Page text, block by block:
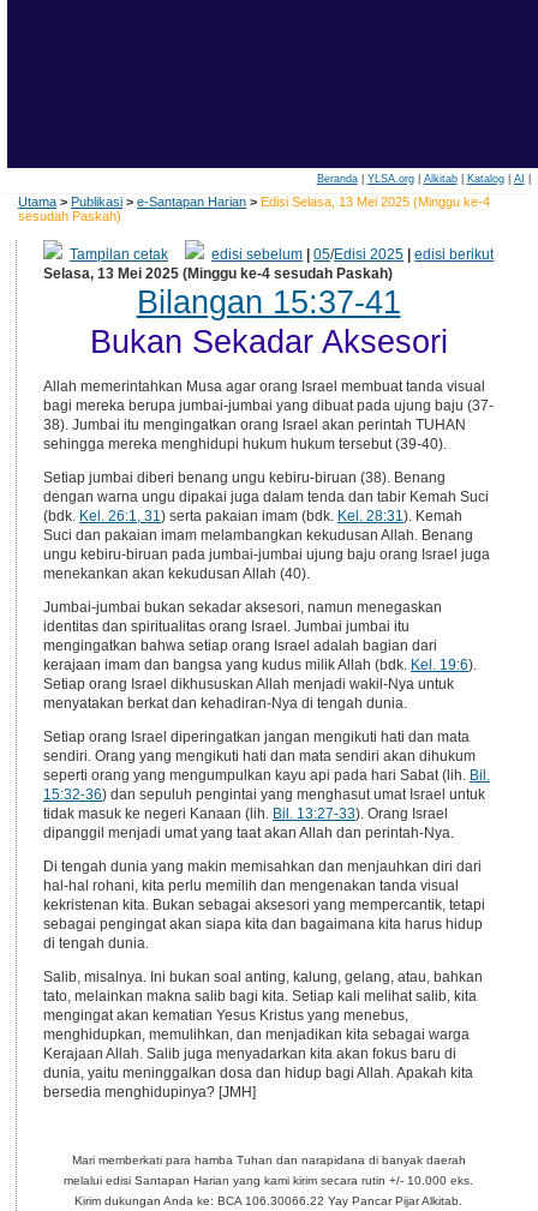
Beranda| YLSA.org| Alkitab| Katalog| AI
Utama > Publikasi > e-Santapan Harian > Edisi Selasa, 13 Mei 2025 (Minggu ke-4
sesudah Paskah)
Tampilan cetak edisi sebelum |05/Edisi 2025 |edisi berikut
Selasa, 13 Mei 2025 (Minggu ke-4 sesudah Paskah)
Bilangan 15:37-41
Bukan Sekadar Aksesori
Allah memerintahkan Musa agar orang Israel membuat tanda visual
bagi mereka berupa jumbai-jumbai yang dibuat pada ujung baju (37-
38). Jumbai itu mengingatkan orang Israel akan perintah TUHAN
sehingga mereka menghidupi hukum hukum tersebut (39-40).
Setiap jumbai diberi benang ungu kebiru-biruan (38). Benang
dengan warna ungu dipakai juga dalam tenda dan tabir Kemah Suci
(bdk. Kel. 26:1, 31) serta pakaian imam (bdk. Kel. 28:31). Kemah
Suci dan pakaian imam melambangkan kekudusan Allah. Benang
ungu kebiru-biruan pada jumbai-jumbai ujung baju orang Israel juga
menekankan akan kekudusan Allah (40).
Jumbai-jumbai bukan sekadar aksesori, namun menegaskan
identitas dan spiritualitas orang Israel. Jumbai jumbai itu
mengingatkan bahwa setiap orang Israel adalah bagian dari
kerajaan imam dan bangsa yang kudus milik Allah (bdk. Kel. 19:6).
Setiap orang Israel dikhususkan Allah menjadi wakil-Nya untuk
menyatakan berkat dan kehadiran-Nya di tengah dunia.
Setiap orang Israel diperingatkan jangan mengikuti hati dan mata
sendiri. Orang yang mengikuti hati dan mata sendiri akan dihukum
seperti orang yang mengumpulkan kayu api pada hari Sabat (lih. Bil.
15:32-36) dan sepuluh pengintai yang menghasut umat Israel untuk
tidak masuk ke negeri Kanaan (lih. Bil. 13:27-33). Orang Israel
dipanggil menjadi umat yang taat akan Allah dan perintah-Nya.
Di tengah dunia yang makin memisahkan dan menjauhkan diri dari
hal-hal rohani, kita perlu memilih dan mengenakan tanda visual
kekristenan kita. Bukan sebagai aksesori yang mempercantik, tetapi
sebagai pengingat akan siapa kita dan bagaimana kita harus hidup
di tengah dunia.
Salib, misalnya. Ini bukan soal anting, kalung, gelang, atau, bahkan
tato, melainkan makna salib bagi kita. Setiap kali melihat salib, kita
mengingat akan kematian Yesus Kristus yang menebus,
menghidupkan, memulihkan, dan menjadikan kita sebagai warga
Kerajaan Allah. Salib juga menyadarkan kita akan fokus baru di
dunia, yaitu meninggalkan dosa dan hidup bagi Allah. Apakah kita
bersedia menghidupinya? [JMH]
Mari memberkati para hamba Tuhan dan narapidana di banyak daerah
melalui edisi Santapan Harian yang kami kirim secara rutin +/- 10.000 eks.
Kirim dukungan Anda ke: BCA 106.30066.22 Yay Pancar Pijar Alkitab.